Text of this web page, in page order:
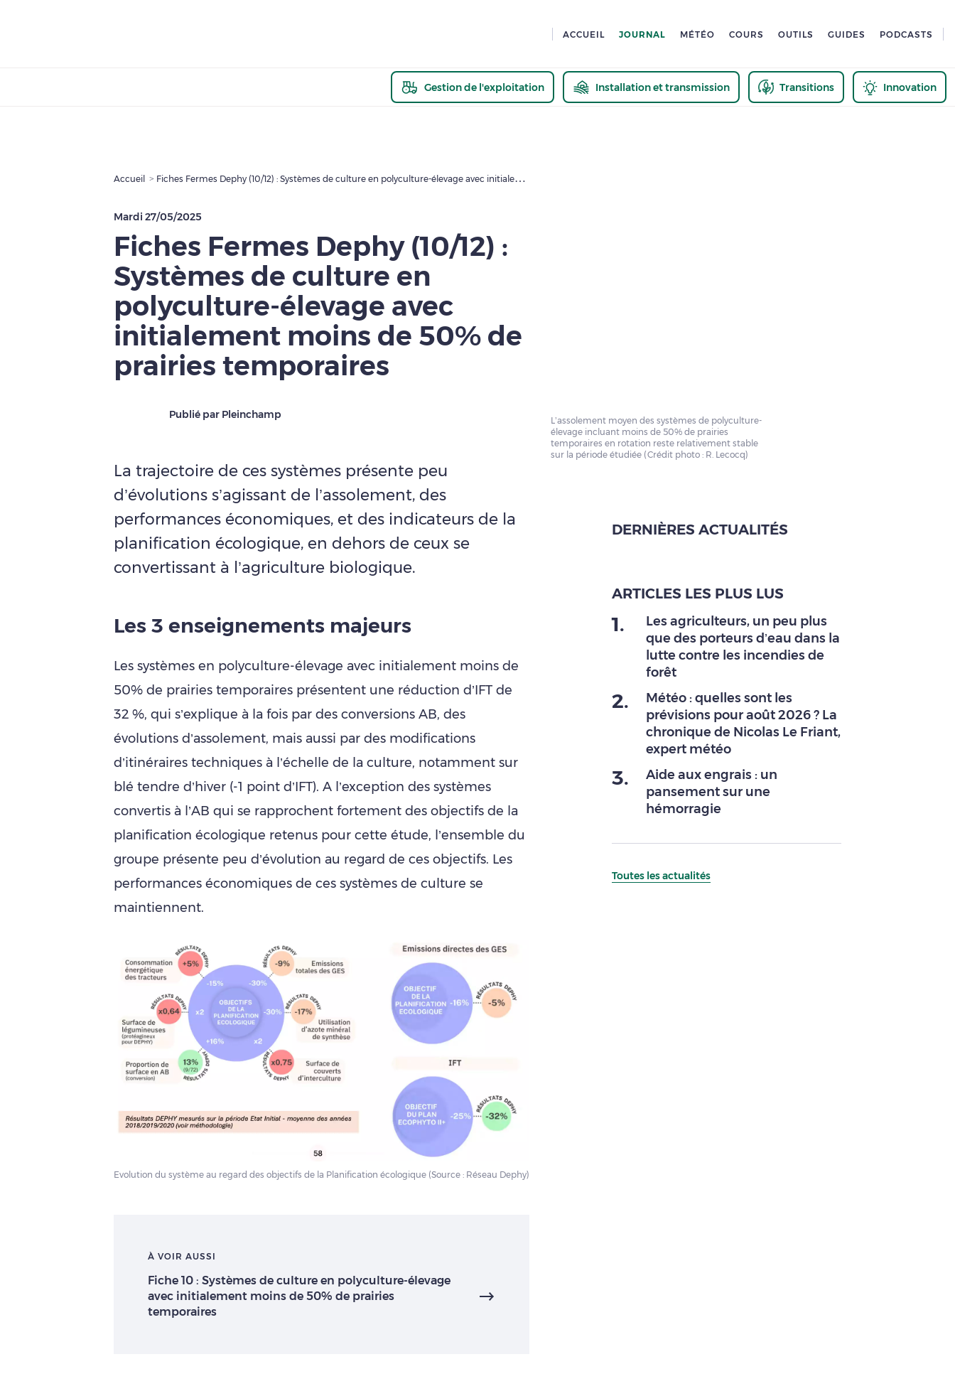
ACCUEIL JOURNAL MÉTÉO COURS OUTILS GUIDES PODCASTS
Gestion de l'exploitation Installation et transmission Transitions Innovation
Accueil Fiches Fermes Dephy (10/12) : Systèmes de culture en polyculture-élevage avec initialement moins de 50% de prairies temporaires
Mardi 27/05/2025
Fiches Fermes Dephy (10/12) :
Systèmes de culture en
polyculture-élevage avec
initialement moins de 50% de
prairies temporaires
Publié par Pleinchamp
La trajectoire de ces systèmes présente peu
d’évolutions s’agissant de l’assolement, des
performances économiques, et des indicateurs de la
planification écologique, en dehors de ceux se
convertissant à l’agriculture biologique.
Les 3 enseignements majeurs
Les systèmes en polyculture-élevage avec initialement moins de
50% de prairies temporaires présentent une réduction d’IFT de
32 %, qui s’explique à la fois par des conversions AB, des
évolutions d’assolement, mais aussi par des modifications
d’itinéraires techniques à l’échelle de la culture, notamment sur
blé tendre d’hiver (-1 point d’IFT). A l’exception des systèmes
convertis à l’AB qui se rapprochent fortement des objectifs de la
planification écologique retenus pour cette étude, l’ensemble du
groupe présente peu d’évolution au regard de ces objectifs. Les
performances économiques de ces systèmes de culture se
maintiennent.
Evolution du système au regard des objectifs de la Planification écologique (Source : Réseau Dephy)
À VOIR AUSSI
Fiche 10 : Systèmes de culture en polyculture-élevage
avec initialement moins de 50% de prairies
temporaires
L’assolement moyen des systèmes de polyculture-
élevage incluant moins de 50% de prairies
temporaires en rotation reste relativement stable
sur la période étudiée (Crédit photo : R. Lecocq)
DERNIÈRES ACTUALITÉS
ARTICLES LES PLUS LUS
1.
Les agriculteurs, un peu plus
que des porteurs d’eau dans la
lutte contre les incendies de
forêt
2.
Météo : quelles sont les
prévisions pour août 2026 ? La
chronique de Nicolas Le Friant,
expert météo
3.
Aide aux engrais : un
pansement sur une
hémorragie
Toutes les actualités